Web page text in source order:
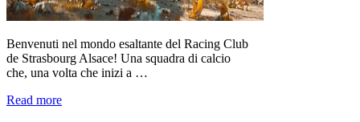
Benvenuti nel mondo esaltante del Racing Club
de Strasbourg Alsace! Una squadra di calcio
che, una volta che inizi a …
Read more